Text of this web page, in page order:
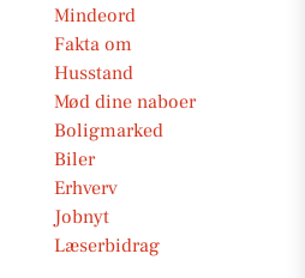
Mindeord
Fakta om
Husstand
Mød dine naboer
Boligmarked
Biler
Erhverv
Jobnyt
Læserbidrag